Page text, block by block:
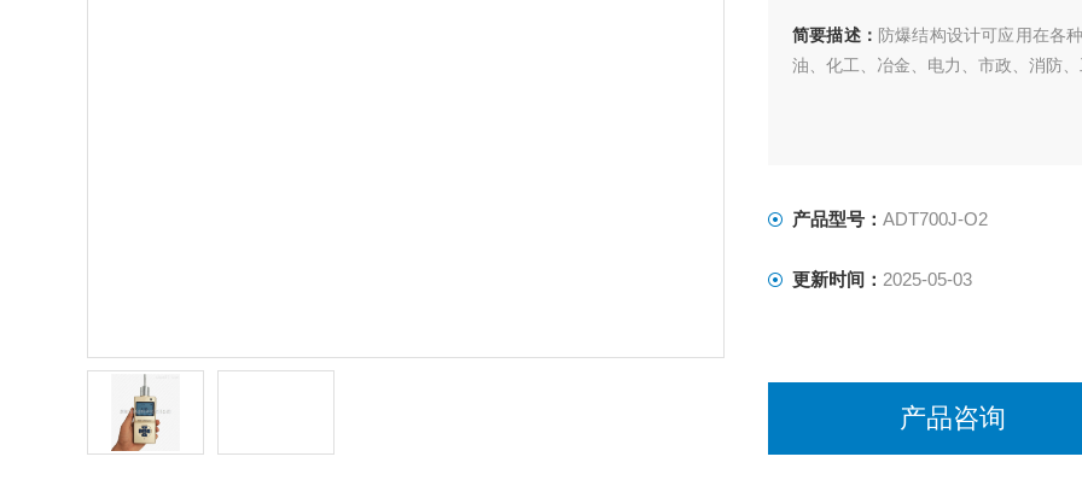
简要描述： 防爆结构设计可应用在各
油、化工、冶金、电力、市政、消防
产品型号： ADT700J-O2
更新时间： 2025-05-03
产品咨询